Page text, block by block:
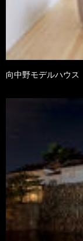
向中野モデルハウス